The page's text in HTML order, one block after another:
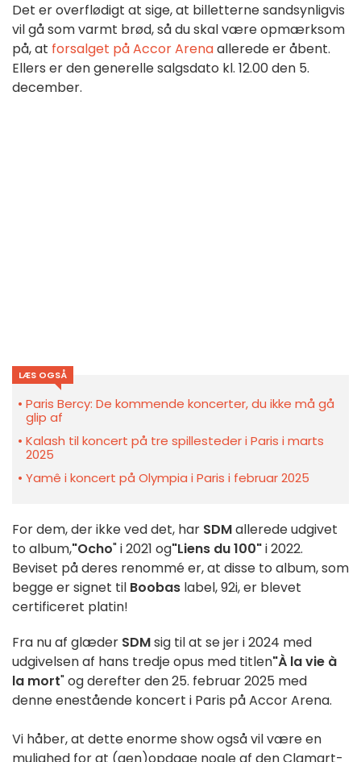
Det er overflødigt at sige, at billetterne sandsynligvis
vil gå som varmt brød, så du skal være opmærksom
på, at forsalget på Accor Arenaallerede er åbent.
Ellers er den generelle salgsdato kl. 12.00 den 5.
december.
LÆS OGSÅ
Paris Bercy: De kommende koncerter, du ikke må gå
glip af
Kalash til koncert på tre spillesteder i Paris i marts
2025
Yamê i koncert på Olympia i Paris i februar 2025
For dem, der ikke ved det, har SDMallerede udgivet
to album,"Ocho" i 2021 og"Liens du 100"i 2022.
Beviset på deres renommé er, at disse to album, som
begge er signet til Boobas label, 92i, er blevet
certificeret platin!
Fra nu af glæder SDMsig til at se jer i 2024 med
udgivelsen af hans tredje opus med titlen"À la vie à
la mort" og derefter den 25. februar 2025 med
denne enestående koncert i Paris på Accor Arena.
Vi håber, at dette enorme show også vil være en